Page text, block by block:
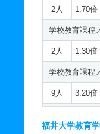
2人 1.70倍
学校教育課
2人 1.30倍
学校教育課
9人 3.20倍
福井大学教育